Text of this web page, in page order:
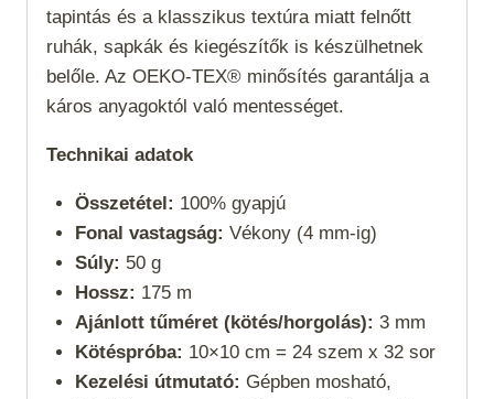
tapintás és a klasszikus textúra miatt felnőtt
ruhák, sapkák és kiegészítők is készülhetnek
belőle. Az OEKO-TEX® minősítés garantálja a
káros anyagoktól való mentességet.
Technikai adatok
Összetétel: 100% gyapjú
Fonal vastagság: Vékony (4 mm-ig)
Súly: 50 g
Hossz: 175 m
Ajánlott tűméret (kötés/horgolás): 3 mm
Kötéspróba: 10×10 cm = 24 szem x 32 sor
Kezelési útmutató: Gépben mosható,